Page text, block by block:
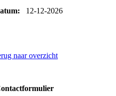
12-12-2026
naar overzicht